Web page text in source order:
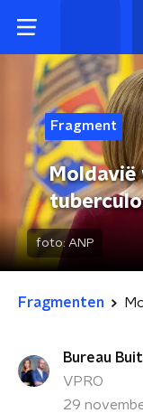
Fragment
foto: ANP
Fragmenten
Bureau
VPRO
29